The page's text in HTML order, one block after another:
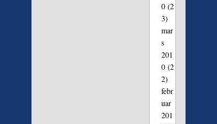
0(2
3)
mar
s
201
0(2
2)
febr
uar
201